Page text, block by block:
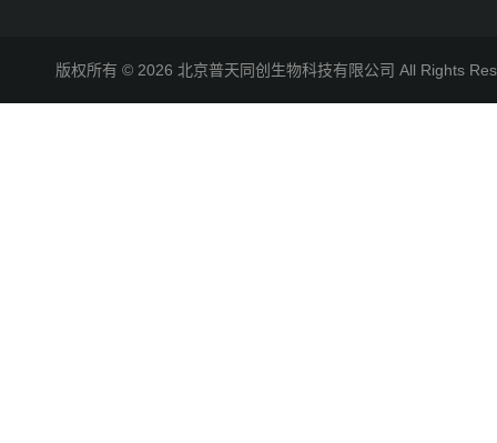
版权所有 © 2026 北京普天同创生物科技有限公司 All Rights